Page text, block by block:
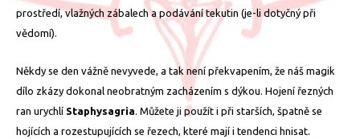
prostředí, vlažných zábalech a podávání tekutin (je-li dotyčný při
vědomí).
Někdy se den vážně nevyvede, a tak není překvapením, že náš magik
dílo zkázy dokonal neobratným zacházením s dýkou. Hojení řezných
ran urychlí Staphysagria. Můžete ji použít i při starších, špatně se
hojících a rozestupujících se řezech, které mají i tendenci hnisat.